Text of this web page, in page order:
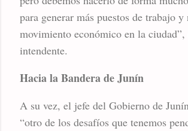
para generar más puestos de trabajo y
movimiento económico en la
intendente.
Hacia la Bandera de Junín
A su vez, el jefe del Gobierno de
“otro de los desafíos que tenemos